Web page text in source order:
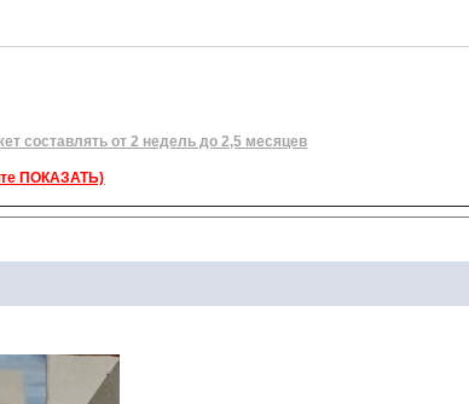
составлять от 2 недель до 2,5 месяцев
ПОКАЗАТЬ)